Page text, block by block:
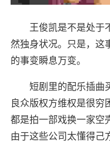
王俊凯是不是处于
然独身状况。只是，这
的事变瞬息万变。
短剧里的配乐插曲买
良众版权方维权是很穷
都是拍一部戏换一家空
由于这些公司太懂得己